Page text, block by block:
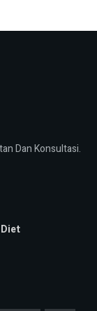
Dan Konsultasi.